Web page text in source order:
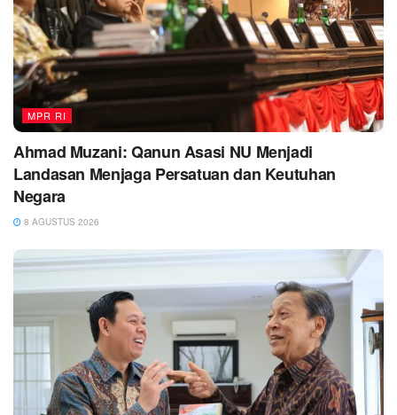
MPR RI
Ahmad Muzani: Qanun Asasi NU Menjadi
Landasan Menjaga Persatuan dan Keutuhan
Negara
8 AGUSTUS 2026